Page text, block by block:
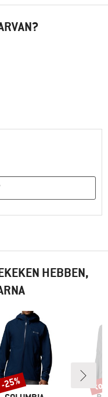
HEBBEN,
-25% tot